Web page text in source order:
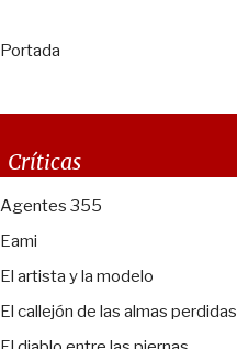
Portada
Críticas
Agentes 355
Eami
El artista y la modelo
El callejón de las almas perdidas